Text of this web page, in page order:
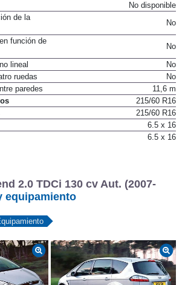
No disponible
de la
No
función de
No
lineal
No
ruedas
No
paredes
11,6 m
215/60 R16
215/60 R16
6.5 x 16
6.5 x 16
2.0 TDCi 130 cv Aut. (2007-
equipamiento